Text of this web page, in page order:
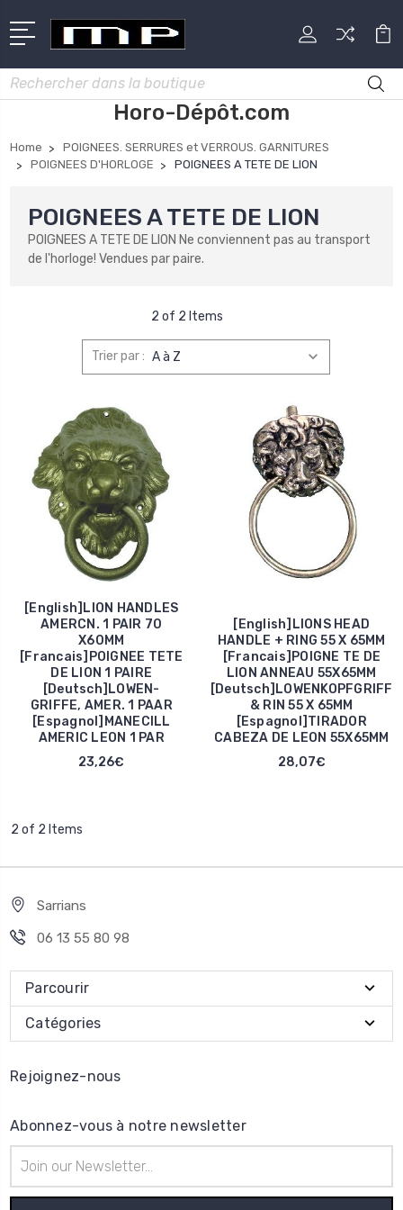
Rechercher
Horo-Dépôt.com
Home
POIGNEES. SERRURES et VERROUS. GARNITURES
POIGNEES D'HORLOGE
POIGNEES A TETE DE LION
POIGNEES A TETE DE LION
POIGNEES A TETE DE LION Ne conviennent pas au transport
de l'horloge! Vendues par paire.
2 of 2 Items
Trier par :
[English]LION HANDLES
AMERCN. 1 PAIR 70
X60MM
[Francais]POIGNEE TETE
DE LION 1 PAIRE
[Deutsch]LOWEN-
GRIFFE, AMER. 1 PAAR
[Espagnol]MANECILL
AMERIC LEON 1 PAR
23,26€
[English]LIONS HEAD
HANDLE + RING 55 X 65MM
[Francais]POIGNE TE DE
LION ANNEAU 55X65MM
[Deutsch]LOWENKOPFGRIFF
& RIN 55 X 65MM
[Espagnol]TIRADOR
CABEZA DE LEON 55X65MM
28,07€
2 of 2 Items
Sarrians
06 13 55 80 98
Parcourir
Catégories
Rejoignez-nous
Abonnez-vous à notre newsletter
e-
mail